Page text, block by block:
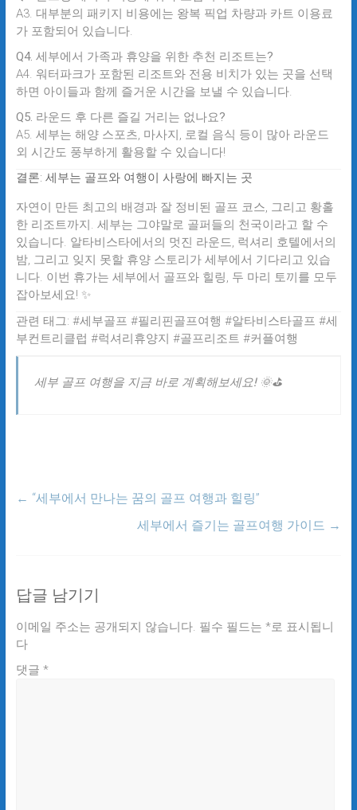
A3. 대부분의 패키지 비용에는 왕복 픽업 차량과 카트 이용료
가 포함되어 있습니다.
Q4. 세부에서 가족과 휴양을 위한 추천 리조트는?
A4. 워터파크가 포함된 리조트와 전용 비치가 있는 곳을 선택
하면 아이들과 함께 즐거운 시간을 보낼 수 있습니다.
Q5. 라운드 후 다른 즐길 거리는 없나요?
A5. 세부는 해양 스포츠, 마사지, 로컬 음식 등이 많아 라운드
외 시간도 풍부하게 활용할 수 있습니다!
결론: 세부는 골프와 여행이 사랑에 빠지는 곳
자연이 만든 최고의 배경과 잘 정비된 골프 코스, 그리고 황홀
한 리조트까지. 세부는 그야말로 골퍼들의 천국이라고 할 수
있습니다. 알타비스타에서의 멋진 라운드, 럭셔리 호텔에서의
밤, 그리고 잊지 못할 휴양 스토리가 세부에서 기다리고 있습
니다. 이번 휴가는 세부에서 골프와 힐링, 두 마리 토끼를 모두
잡아보세요! ✨
관련 태그: #세부골프 #필리핀골프여행 #알타비스타골프 #세
부컨트리클럽 #럭셔리휴양지 #골프리조트 #커플여행
세부 골프 여행을 지금 바로 계획해보세요! 🌞⛳
← “세부에서 만나는 꿈의 골프 여행과 힐링”
세부에서 즐기는 골프여행 가이드 →
답글 남기기
이메일 주소는 공개되지 않습니다. 필수 필드는 *로 표시됩니
다
댓글 *